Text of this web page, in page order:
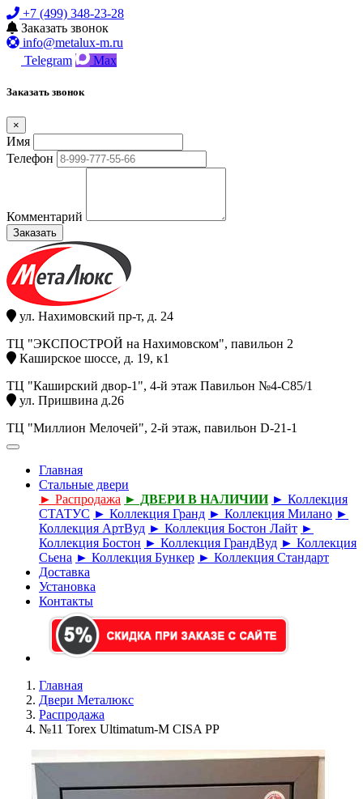
+7 (499) 348-23-28
Заказать звонок
info@metalux-m.ru
Telegram
Max
Заказать звонок
×
Имя
Телефон
Комментарий
Заказать
ул. Нахимовский пр-т, д. 24
ТЦ "ЭКСПОСТРОЙ на Нахимовском", павильон 2
Каширское шоссе, д. 19, к1
ТЦ "Каширский двор-1", 4-й этаж Павильон №4-С85/1
ул. Пришвина д.26
ТЦ "Миллион Мелочей", 2-й этаж, павильон D-21-1
Главная
Стальные двери
► Распродажа ► ДВЕРИ В НАЛИЧИИ ► Коллекция
СТАТУС ► Коллекция Гранд ► Коллекция Милано ►
Коллекция АртВуд ► Коллекция Бостон Лайт ►
Коллекция Бостон ► Коллекция ГрандВуд ► Коллекция
Сьена ► Коллекция Бункер ► Коллекция Стандарт
Доставка
Установка
Контакты
Главная
Двери Металюкс
Распродажа
№11 Torex Ultimatum-M CISA PP